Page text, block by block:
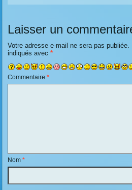
Laisser un
Votre adresse e-mail ne sera pas publiée.
indiqués avec*
Commentaire*
Nom*